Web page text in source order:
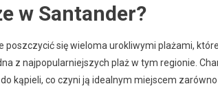
w Santander?
poszczycić się wieloma urokliwymi plażami,
z najpopularniejszych plaż w tym regionie.
kąpieli, co czyni ją idealnym miejscem